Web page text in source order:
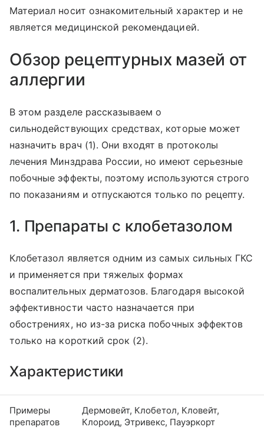
Материал носит ознакомительный характер и не
является медицинской рекомендацией.
Обзор рецептурных мазей от
аллергии
В этом разделе рассказываем о
сильнодействующих средствах, которые может
назначить врач (1). Они входят в протоколы
лечения Минздрава России, но имеют серьезные
побочные эффекты, поэтому используются строго
по показаниям и отпускаются только по рецепту.
1. Препараты с клобетазолом
Клобетазол является одним из самых сильных ГКС
и применяется при тяжелых формах
воспалительных дерматозов. Благодаря высокой
эффективности часто назначается при
обострениях, но из-за риска побочных эффектов
только на короткий срок (2).
Характеристики
Примеры
препаратов
Дермовейт, Клобетол, Кловейт,
Клороид, Этривекс, Пауэркорт